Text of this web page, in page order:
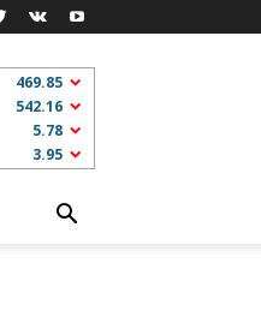
469.85
542.16
5.78
3.95